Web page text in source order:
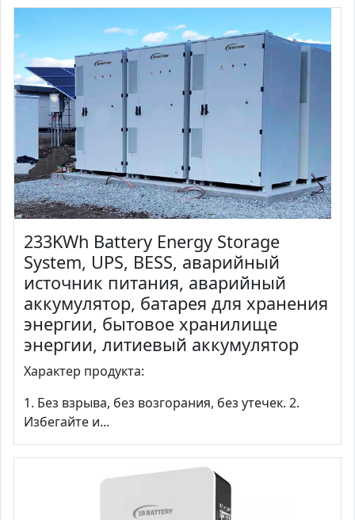
233KWh Battery Energy Storage
System, UPS, BESS, аварийный
источник питания, аварийный
аккумулятор, батарея для хранения
энергии, бытовое хранилище
энергии, литиевый аккумулятор
Характер продукта:
1. Без взрыва, без возгорания, без утечек. 2.
Избегайте и...